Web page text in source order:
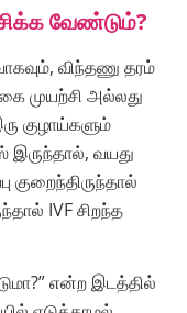
வேண்டும்?
விந்தணு தரம்
முயற்சி அல்லது
குழாய்களும்
வயது
குறைந்திருந்தால்
IVF சிறந்த
என்ற இடத்தில்